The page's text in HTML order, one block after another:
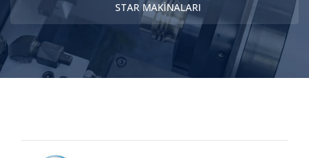
STAR MAKINALARI